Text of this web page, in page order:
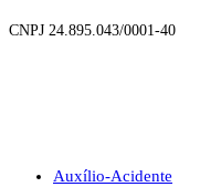
CNPJ 24.895.043/0001-40
Auxílio-Acidente